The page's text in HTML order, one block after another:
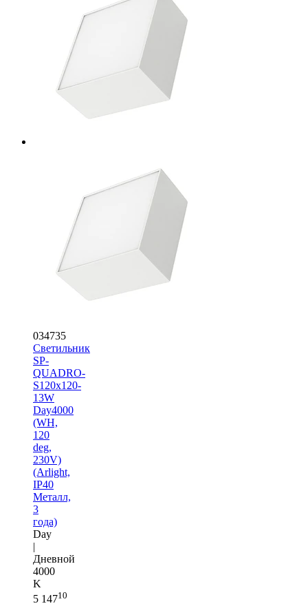
034735
Светильник
SP-
QUADRO-
S120x120-
13W
Day4000
(WH,
120
deg,
230V)
(Arlight,
IP40
Металл,
3
года)
Day
|
Дневной
4000
K
5 14710